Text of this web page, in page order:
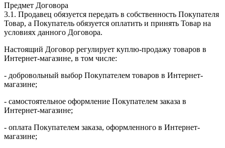
Предмет Договора
3.1. Продавец обязуется передать в собственность Покупателя
Товар, а Покупатель обязуется оплатить и принять Товар на
условиях данного Договора.
Настоящий Договор регулирует куплю-продажу товаров в
Интернет-магазине, в том числе:
- добровольный выбор Покупателем товаров в Интернет-
магазине;
- самостоятельное оформление Покупателем заказа в
Интернет-магазине;
- оплата Покупателем заказа, оформленного в Интернет-
магазине;